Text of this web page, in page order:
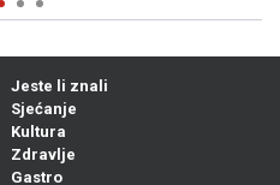
Jeste li znali
Sjećanje
Kultura
Zdravlje
Gastro